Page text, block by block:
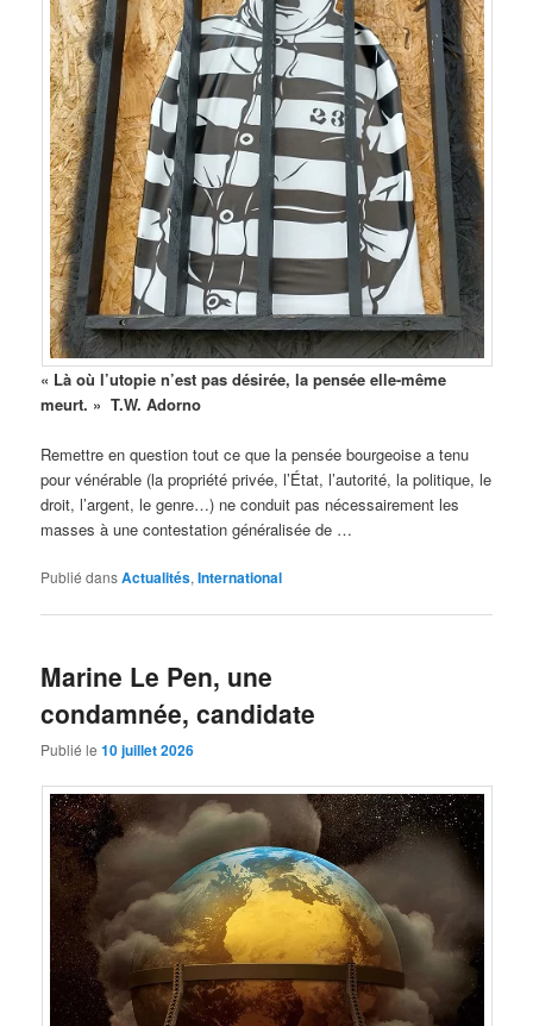
« Là où l’utopie n’est pas désirée, la pensée elle-même
meurt. » T.W. Adorno
Remettre en question tout ce que la pensée bourgeoise a tenu
pour vénérable (la propriété privée, l’État, l’autorité, la politique, le
droit, l’argent, le genre…) ne conduit pas nécessairement les
masses à une contestation généralisée de …
Publié dansActualités,International
Marine Le Pen, une
condamnée, candidate
Publié le10 juillet 2026